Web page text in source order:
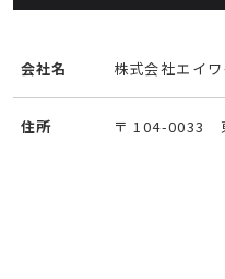
会社名 株式会社エイ
住所 〒 104-0033